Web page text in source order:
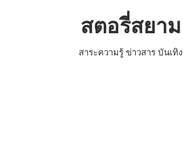
สตอรี่สยาม
สาระความรู้ ข่าวสาร บันเทิง